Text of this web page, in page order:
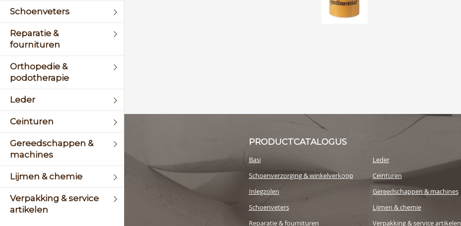
Schoenveters
Reparatie &
fournituren
Orthopedie &
podotherapie
Leder
Ceinturen
Gereedschappen &
machines
Lijmen & chemie
Verpakking & service
artikelen
KLANTENSERVICE
+31 (0)45 5244464
info@schinsleder.nl
PRODUCTCATALOGUS
Basi
Schoenverzorging & winkelverkoop
Inlegzolen
Schoenveters
Reparatie & fournituren
Leder
Ceinturen
Gereedschappen & machines
Lijmen & chemie
Verpakking & service artikelen